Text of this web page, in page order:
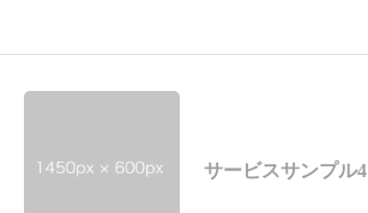
サービスサンプル4